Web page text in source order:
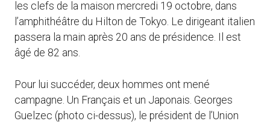
les clefs de la maison mercredi 19 octobre, dans
l’amphithéâtre du Hilton de Tokyo. Le dirigeant italien
passera la main après 20 ans de présidence. Il est
âgé de 82 ans.
Pour lui succéder, deux hommes ont mené
campagne. Un Français et un Japonais. Georges
Guelzec (photo ci-dessus), le président de l’Union